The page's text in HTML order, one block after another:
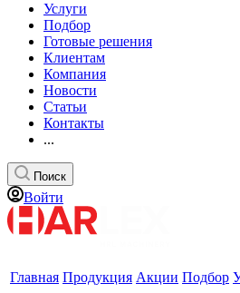
Услуги
Подбор
Готовые решения
Клиентам
Компания
Новости
Статьи
Контакты
...
Поиск
Войти
Главная Продукция Акции Подбор